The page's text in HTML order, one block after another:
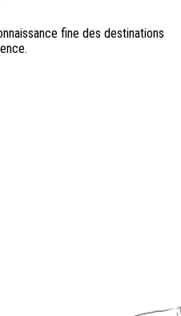
fine des destinations